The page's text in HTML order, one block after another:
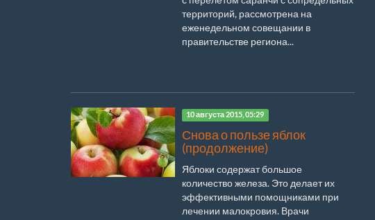
территорий, рассмотрена на
еженедельном совещании в
правительстве региона...
10 августа 2015, 05:29
Снова о пользе яблок
(продолжение)
Яблоки содержат большое
количество железа. Это делает их
эффективными помощниками при
лечении малокровия. Врачи